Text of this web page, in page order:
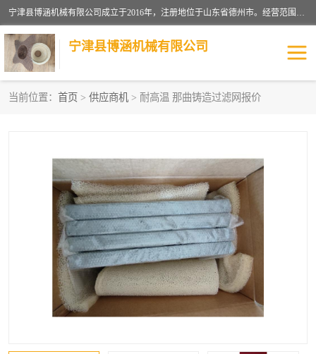
宁津县博涵机械有限公司成立于2016年，注册地位于山东省德州市。经营范围包括：机械设备研发、生产及销售，铸造用造型材料生产、销售，玻璃纤维及制品制造、销售，汽车零配件零售，机械零件、零部件加工，机械零件、零部件销售等；主要产品有：纤维过滤网,陶瓷过滤器,泡沫陶瓷过滤器,耐高温纤维过滤器,铸铁过滤器,铸铜过滤网,铸铝过滤网,铝轮毂过滤网,高效过滤网,高效陶瓷过滤网,高效纤维过滤网。
宁津县博涵机械有限公司
当前位置： 首页 > 供应商机 > 耐高温 那曲铸造过滤网报价
纤维网 挡渣棉
挡渣网 避脏网